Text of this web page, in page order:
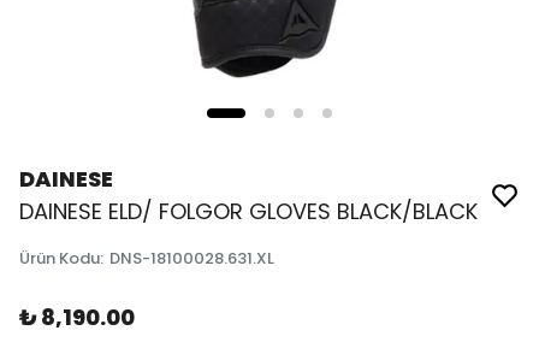
DAINESE
DAINESE ELD/ FOLGOR GLOVES BLACK/BLACK
Ürün Kodu: DNS-18100028.631.XL
₺ 8,190.00